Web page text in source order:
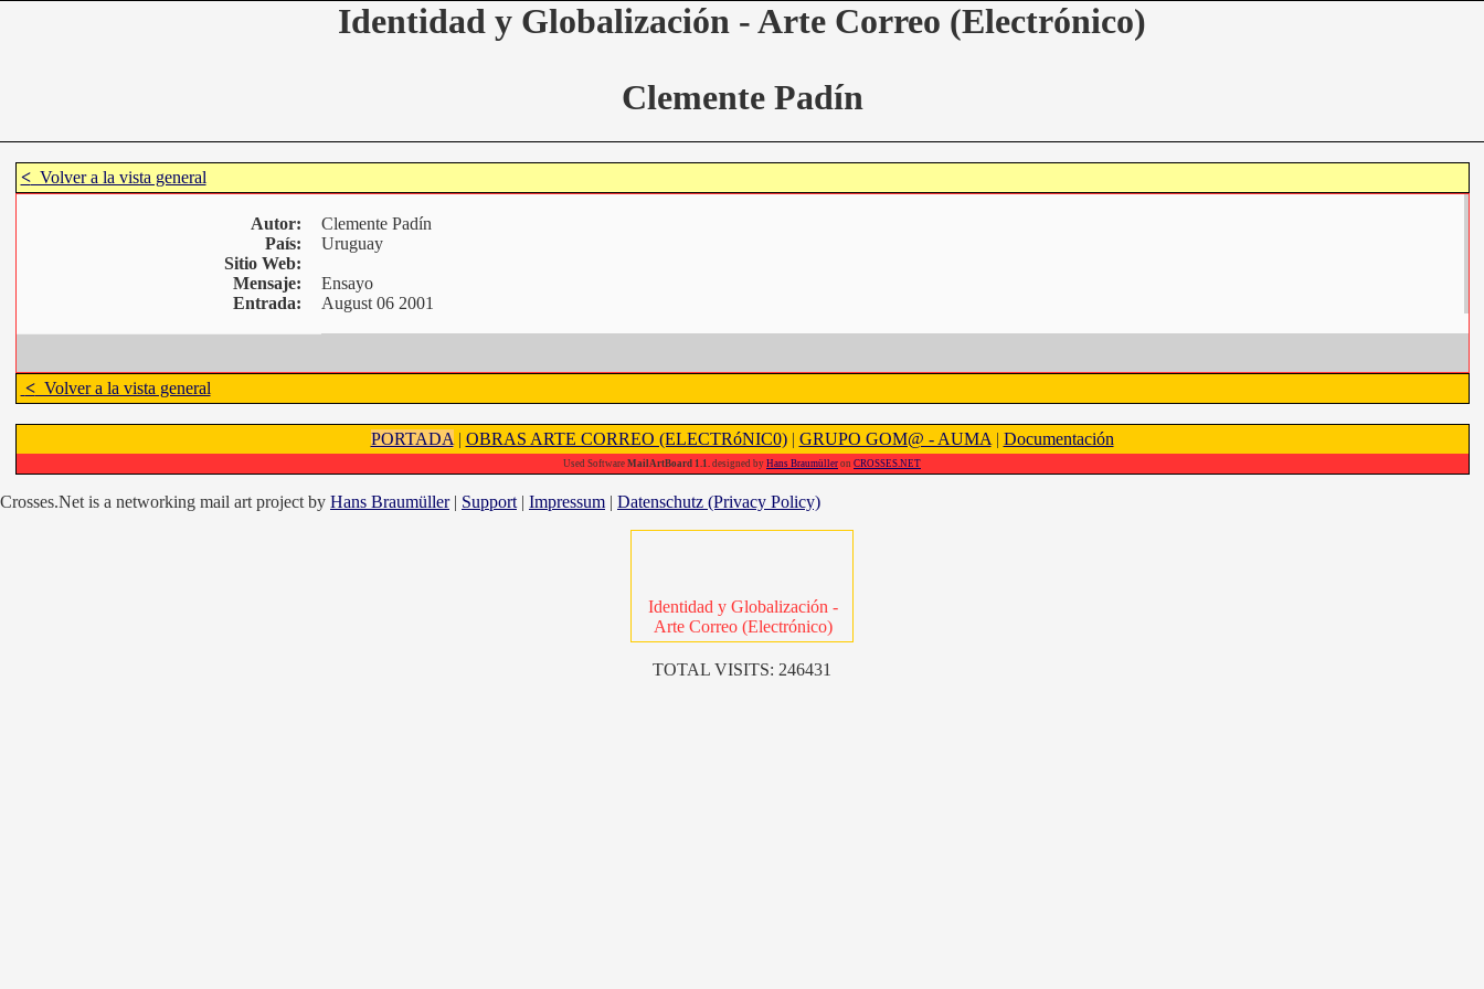
Identidad y Globalización - Arte Correo (Electrónico)
Clemente Padín
<Volver a la vista general
Autor:
País:
Sitio Web:
Mensaje:
Clemente Padín
Uruguay
Ensayo
Entrada:
August 06 2001
<Volver a la vista general
PORTADA | OBRAS ARTE CORREO (ELECTRóNIC0)| GRUPO GOM@ - AUMA | Documentación
Used Software MailArtBoard 1.1. designed by Hans Braumüller on CROSSES.NET
Crosses.Net is a networking mail art project by Hans Braumüller| Support | Impressum | Datenschutz (Privacy Policy)
Identidad y Globalización -
Arte Correo (Electrónico)
TOTAL VISITS: 246431